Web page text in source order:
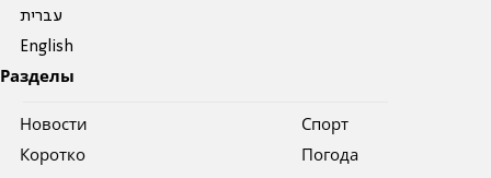
עברית
English
Разделы
Новости
Коротко
Спорт
Погода